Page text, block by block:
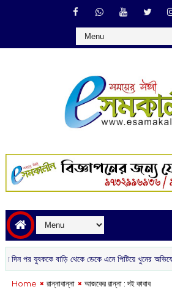
পর যুবককে বাড়ি থেকে ডেকে এনে পিটিয়ে খুনের অভিযোগ
Home রান্নাবান্না আজকের রান্না : দই কাবাব